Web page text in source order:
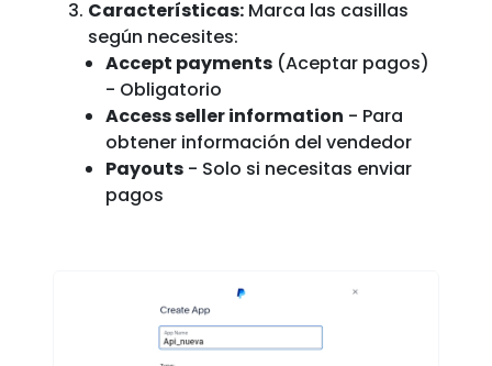
Características: Marca las casillas
según necesites:
Accept payments (Aceptar pagos)
- Obligatorio
Access seller information - Para
obtener información del vendedor
Payouts - Solo si necesitas enviar
pagos